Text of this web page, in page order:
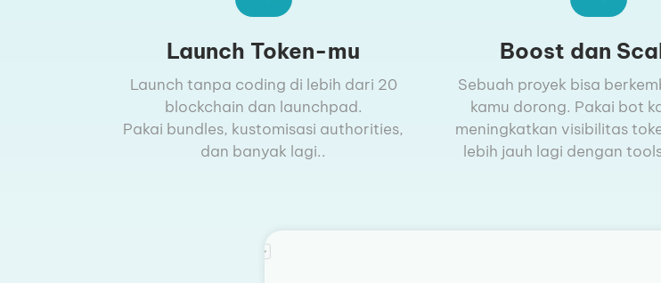
Launch Token-mu
Launch tanpa coding di lebih dari 20
blockchain dan launchpad.
Pakai bundles, kustomisasi authorities,
dan banyak lagi..
Boost dan
Sebuah proyek bisa
kamu dorong. Pakai bot
meningkatkan visibilitas
lebih jauh lagi dengan